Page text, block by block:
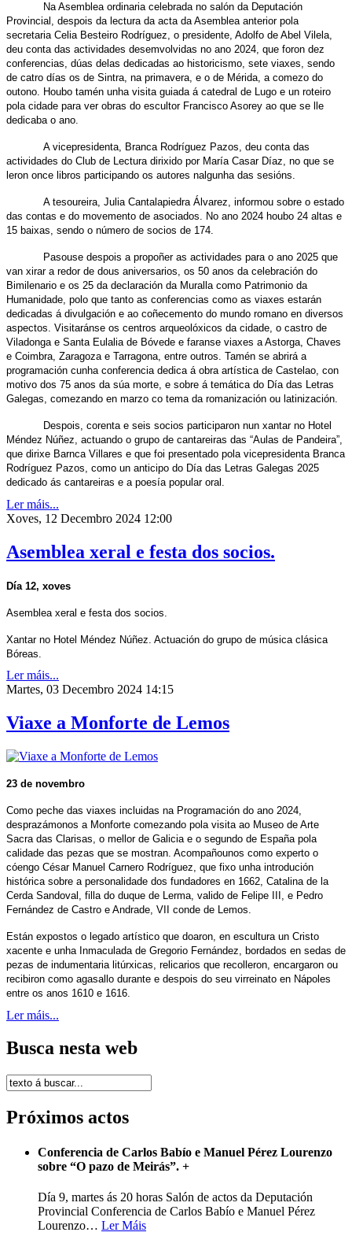
Na Asemblea ordinaria celebrada no salón da Deputación
Provincial, despois da lectura da acta da Asemblea anterior pola
secretaria Celia Besteiro Rodríguez, o presidente, Adolfo de Abel Vilela,
deu conta das actividades desemvolvidas no ano 2024, que foron dez
conferencias, dúas delas dedicadas ao historicismo, sete viaxes, sendo
de catro días os de Sintra, na primavera, e o de Mérida, a comezo do
outono. Houbo tamén unha visita guiada á catedral de Lugo e un roteiro
pola cidade para ver obras do escultor Francisco Asorey ao que se lle
dedicaba o ano.
A vicepresidenta, Branca Rodríguez Pazos, deu conta das
actividades do Club de Lectura dirixido por María Casar Díaz, no que se
leron once libros participando os autores nalgunha das sesións.
A tesoureira, Julia Cantalapiedra Álvarez, informou sobre o estado
das contas e do movemento de asociados. No ano 2024 houbo 24 altas e
15 baixas, sendo o número de socios de 174.
Pasouse despois a propoñer as actividades para o ano 2025 que
van xirar a redor de dous aniversarios, os 50 anos da celebración do
Bimilenario e os 25 da declaración da Muralla como Patrimonio da
Humanidade, polo que tanto as conferencias como as viaxes estarán
dedicadas á divulgación e ao coñecemento do mundo romano en diversos
aspectos. Visitaránse os centros arqueolóxicos da cidade, o castro de
Viladonga e Santa Eulalia de Bóvede e faranse viaxes a Astorga, Chaves
e Coimbra, Zaragoza e Tarragona, entre outros. Tamén se abrirá a
programación cunha conferencia dedica á obra artística de Castelao, con
motivo dos 75 anos da súa morte, e sobre á temática do Día das Letras
Galegas, comezando en marzo co tema da romanización ou latinización.
Despois, corenta e seis socios participaron nun xantar no Hotel
Méndez Núñez, actuando o grupo de cantareiras das “Aulas de Pandeira”,
que dirixe Barnca Villares e que foi presentado pola vicepresidenta Branca
Rodríguez Pazos, como un anticipo do Día das Letras Galegas 2025
dedicado ás cantareiras e a poesía popular oral.
Ler máis...
Xoves, 12 Decembro 2024 12:00
Asemblea xeral e festa dos socios.
Día 12, xoves
Asemblea xeral e festa dos socios.
Xantar no Hotel Méndez Núñez. Actuación do grupo de música clásica
Bóreas.
Ler máis...
Martes, 03 Decembro 2024 14:15
Viaxe a Monforte de Lemos
23 de novembro
Como peche das viaxes incluidas na Programación do ano 2024,
desprazámonos a Monforte comezando pola visita ao Museo de Arte
Sacra das Clarisas, o mellor de Galicia e o segundo de España pola
calidade das pezas que se mostran. Acompañounos como experto o
cóengo César Manuel Carnero Rodríguez, que fixo unha introdución
histórica sobre a personalidade dos fundadores en 1662, Catalina de la
Cerda Sandoval, filla do duque de Lerma, valido de Felipe III, e Pedro
Fernández de Castro e Andrade, VII conde de Lemos.
Están expostos o legado artístico que doaron, en escultura un Cristo
xacente e unha Inmaculada de Gregorio Fernández, bordados en sedas de
pezas de indumentaria litúrxicas, relicarios que recolleron, encargaron ou
recibiron como agasallo durante e despois do seu virreinato en Nápoles
entre os anos 1610 e 1616.
Ler máis...
Busca nesta web
Próximos actos
Conferencia de Carlos Babío e Manuel Pérez Lourenzo
sobre “O pazo de Meirás”. +
Día 9, martes ás 20 horas Salón de actos da Deputación
Provincial Conferencia de Carlos Babío e Manuel Pérez
Lourenzo… Ler Máis